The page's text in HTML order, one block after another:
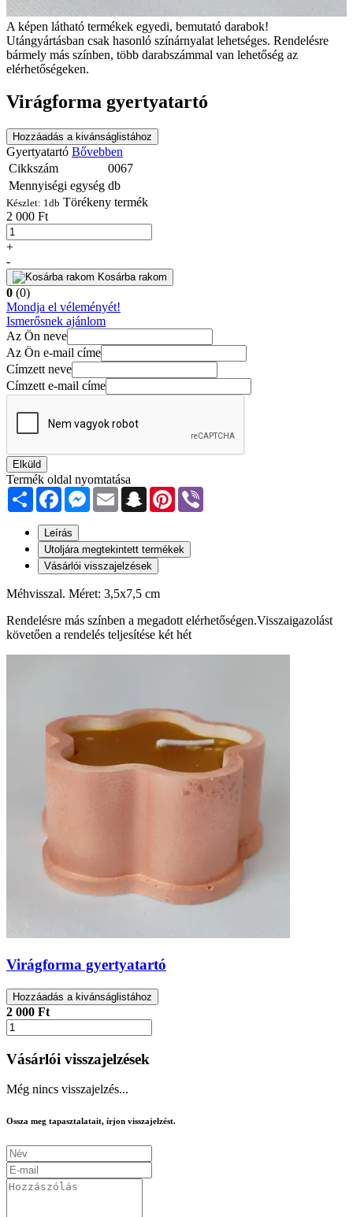
A képen látható termékek egyedi, bemutató darabok!
Utángyártásban csak hasonló színárnyalat lehetséges. Rendelésre
bármely más színben, több darabszámmal van lehetőség az
elérhetőségeken.
Virágforma gyertyatartó
Hozzáadás a kivánságlistához
Gyertyatartó Bővebben
Cikkszám
0067
Mennyiségi egység db
Készlet: 1db Törékeny termék
2 000 Ft
+
-
Kosárba rakom
0 (0)
Mondja el véleményét!
Ismerősnek ajánlom
Az Ön neve
Az Ön e-mail címe
Címzett neve
Címzett e-mail címe
Elküld
Termék oldal nyomtatása
Share FacebookMessenger
Email SnapchatPinterest
Leírás
Utoljára megtekintett termékek
Vásárlói visszajelzések
Méhvisszal. Méret: 3,5x7,5 cm
Rendelésre más színben a megadott elérhetőségen.Visszaigazolást
követően a rendelés teljesítése két hét
Virágforma gyertyatartó
Hozzáadás a kivánságlistához
2 000 Ft
Vásárlói visszajelzések
Még nincs visszajelzés...
Ossza meg tapasztalatait, írjon visszajelzést.